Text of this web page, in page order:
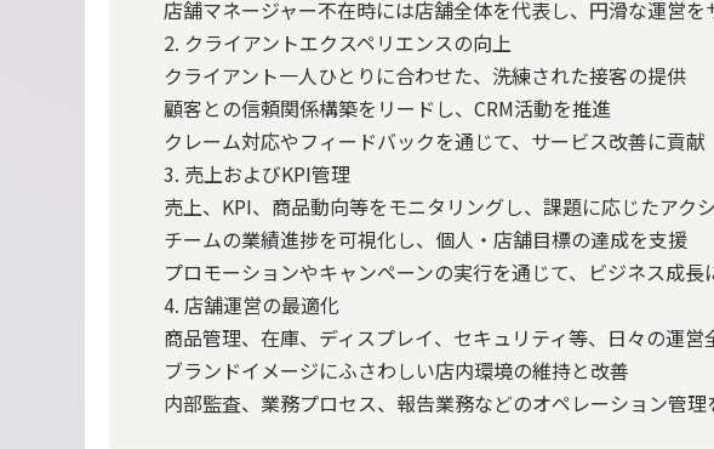
店舗マネージャー不在時には店舗全体を代表し、円滑な運営を
2. クライアントエクスペリエンスの向上
クライアント一人ひとりに合わせた、洗練された接客の提供
顧客との信頼関係構築をリードし、CRM活動を推進
クレーム対応やフィードバックを通じて、サービス改善に貢献
3. 売上およびKPI管理
売上、KPI、商品動向等をモニタリングし、課題に応じたアク
チームの業績進捗を可視化し、個人・店舗目標の達成を支援
プロモーションやキャンペーンの実行を通じて、ビジネス成長
4. 店舗運営の最適化
商品管理、在庫、ディスプレイ、セキュリティ等、日々の運営
ブランドイメージにふさわしい店内環境の維持と改善
内部監査、業務プロセス、報告業務などのオペレーション管理